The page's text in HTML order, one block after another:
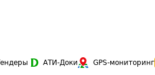
АТИ-Доки GPS-мониторинг